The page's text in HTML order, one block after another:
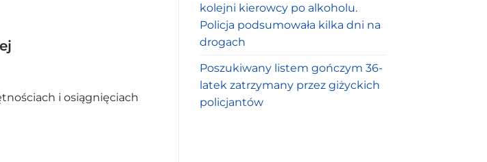
i osiągnięciach
kolejni kierowcy po alkoholu.
Policja podsumowała kilka dni na
drogach
Poszukiwany listem gończym 36-
latek zatrzymany przez giżyckich
policjantów